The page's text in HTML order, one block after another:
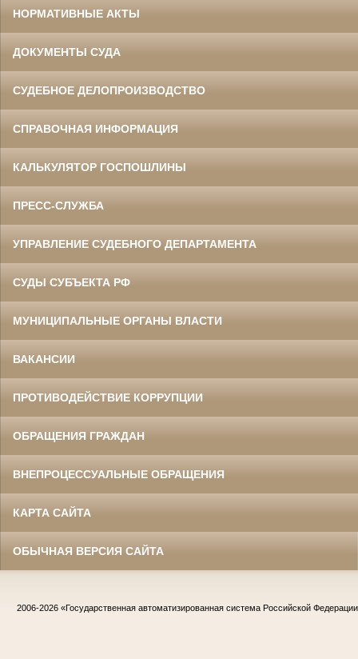
НОРМАТИВНЫЕ АКТЫ
ДОКУМЕНТЫ СУДА
СУДЕБНОЕ ДЕЛОПРОИЗВОДСТВО
СПРАВОЧНАЯ ИНФОРМАЦИЯ
КАЛЬКУЛЯТОР ГОСПОШЛИНЫ
ПРЕСС-СЛУЖБА
УПРАВЛЕНИЕ СУДЕБНОГО ДЕПАРТАМЕНТА
СУДЫ СУБЪЕКТА РФ
МУНИЦИПАЛЬНЫЕ ОРГАНЫ ВЛАСТИ
ВАКАНСИИ
ПРОТИВОДЕЙСТВИЕ КОРРУПЦИИ
ОБРАЩЕНИЯ ГРАЖДАН
ВНЕПРОЦЕССУАЛЬНЫЕ ОБРАЩЕНИЯ
КАРТА САЙТА
ОБЫЧНАЯ ВЕРСИЯ САЙТА
2006-2026 «Государственная автоматизированная система Российской